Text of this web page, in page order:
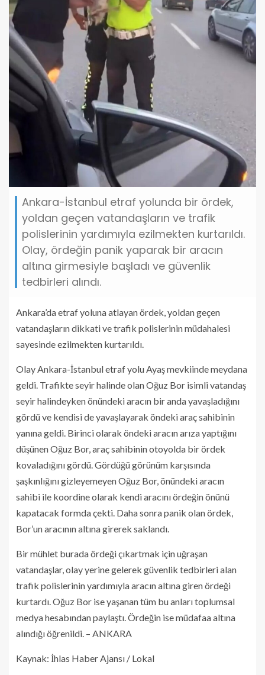
Ankara-İstanbul etraf yolunda bir ördek,
yoldan geçen vatandaşların ve trafik
polislerinin yardımıyla ezilmekten kurtarıldı.
Olay, ördeğin panik yaparak bir aracın
altına girmesiyle başladı ve güvenlik
tedbirleri alındı.
Ankara’da etraf yoluna atlayan ördek, yoldan geçen
vatandaşların dikkati ve trafik polislerinin müdahalesi
sayesinde ezilmekten kurtarıldı.
Olay Ankara-İstanbul etraf yolu Ayaş mevkiinde meydana
geldi. Trafikte seyir halinde olan Oğuz Bor isimli vatandaş
seyir halindeyken önündeki aracın bir anda yavaşladığını
gördü ve kendisi de yavaşlayarak öndeki araç sahibinin
yanına geldi. Birinci olarak öndeki aracın arıza yaptığını
düşünen Oğuz Bor, araç sahibinin otoyolda bir ördek
kovaladığını gördü. Gördüğü görünüm karşısında
şaşkınlığını gizleyemeyen Oğuz Bor, önündeki aracın
sahibi ile koordine olarak kendi aracını ördeğin önünü
kapatacak formda çekti. Daha sonra panik olan ördek,
Bor’un aracının altına girerek saklandı.
Bir mühlet burada ördeği çıkartmak için uğraşan
vatandaşlar, olay yerine gelerek güvenlik tedbirleri alan
trafik polislerinin yardımıyla aracın altına giren ördeği
kurtardı. Oğuz Bor ise yaşanan tüm bu anları toplumsal
medya hesabından paylaştı. Ördeğin ise müdafaa altına
alındığı öğrenildi. – ANKARA
Kaynak: İhlas Haber Ajansı / Lokal